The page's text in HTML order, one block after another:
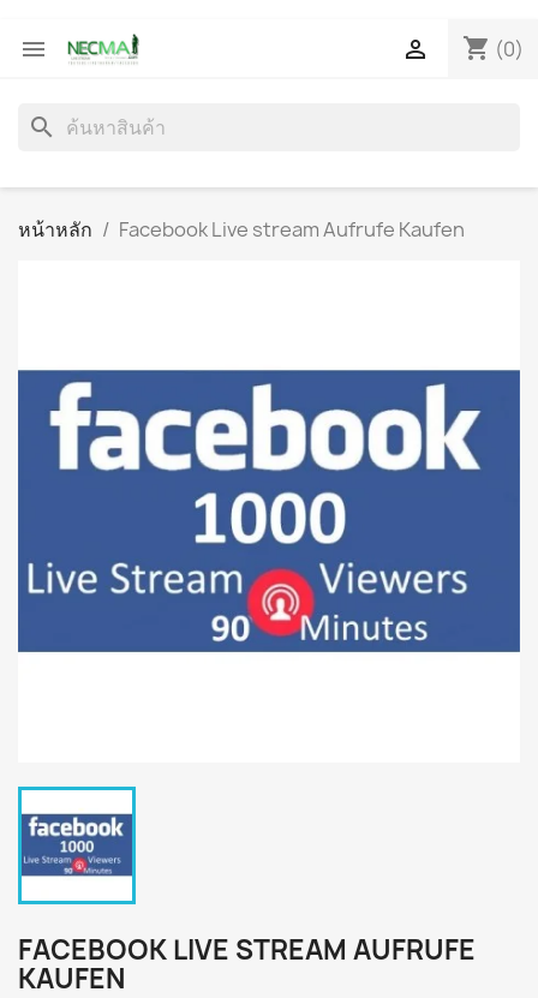
 shopping_cart (0)

search
หน้าหลัก Facebook Live stream Aufrufe Kaufen
FACEBOOK LIVE STREAM AUFRUFE
KAUFEN